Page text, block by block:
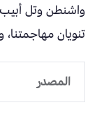
واشنطن وتل أبيب
تنويان
المصدر